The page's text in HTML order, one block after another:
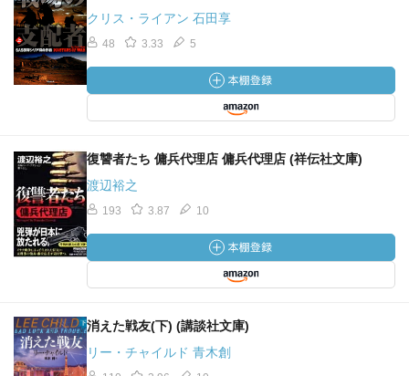
クリス・ライアン 石田享
48 3.33 5
復讐者たち 傭兵代理店 傭兵代理店 (祥伝社文庫)
渡辺裕之
193 3.87 10
消えた戦友(下) (講談社文庫)
リー・チャイルド 青木創